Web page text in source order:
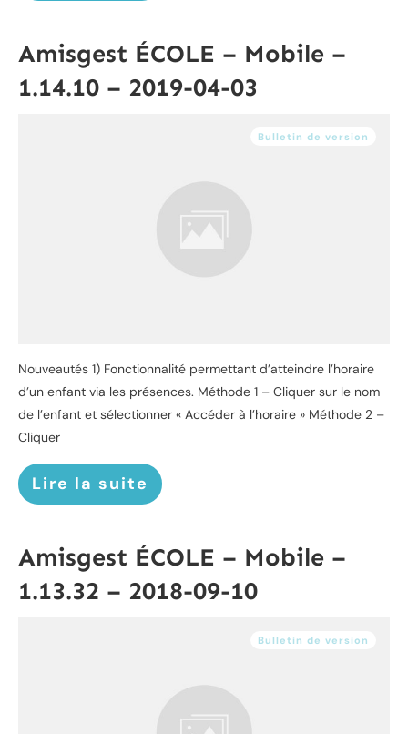
Amisgest ÉCOLE – Mobile –
1.14.10 – 2019-04-03
Bulletin de version
Nouveautés 1) Fonctionnalité permettant d’atteindre l’horaire
d’un enfant via les présences. Méthode 1 – Cliquer sur le nom
de l’enfant et sélectionner « Accéder à l’horaire » Méthode 2 –
Cliquer
Lire la suite
Amisgest ÉCOLE – Mobile –
1.13.32 – 2018-09-10
Bulletin de version